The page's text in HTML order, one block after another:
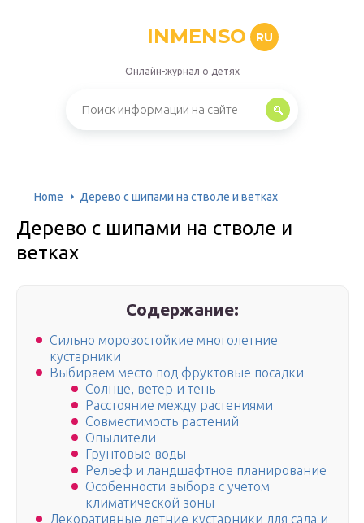
INMENSO RU
Онлайн-журнал о детях
Home Дерево с шипами на стволе и ветках
Дерево с шипами на стволе и
ветках
Содержание:
Сильно морозостойкие многолетние
кустарники
Выбираем место под фруктовые посадки
Солнце, ветер и тень
Расстояние между растениями
Совместимость растений
Опылители
Грунтовые воды
Рельеф и ландшафтное планирование
Особенности выбора с учетом
климатической зоны
Декоративные летние кустарники для сада и